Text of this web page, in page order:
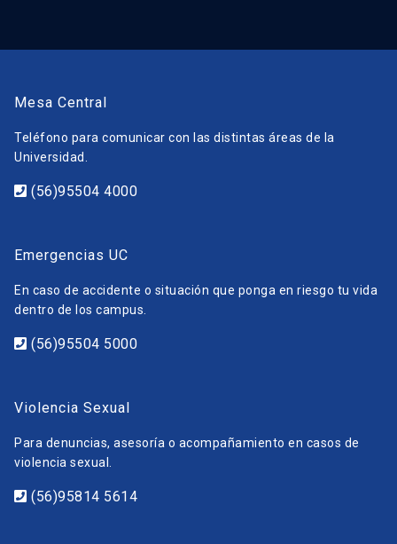
Mesa Central
Teléfono para comunicar con las distintas áreas de la
Universidad.
(56)95504 4000
Emergencias UC
En caso de accidente o situación que ponga en riesgo tu vida
dentro de los campus.
(56)95504 5000
Violencia Sexual
Para denuncias, asesoría o acompañamiento en casos de
violencia sexual.
(56)95814 5614